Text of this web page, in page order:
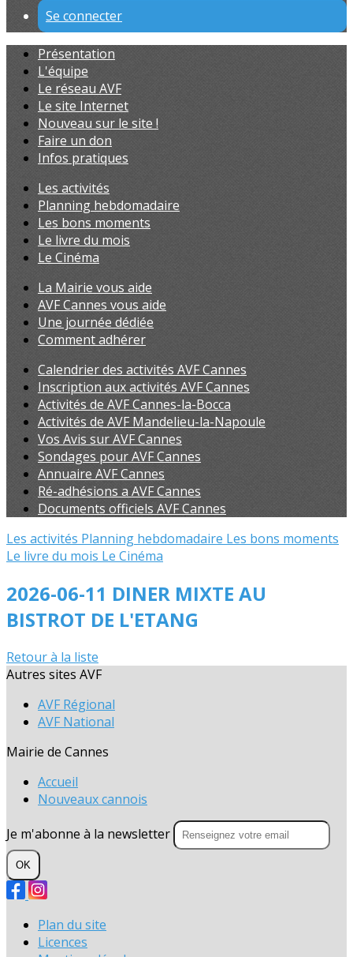
Se connecter
Présentation
L'équipe
Le réseau AVF
Le site Internet
Nouveau sur le site !
Faire un don
Infos pratiques
Les activités
Planning hebdomadaire
Les bons moments
Le livre du mois
Le Cinéma
La Mairie vous aide
AVF Cannes vous aide
Une journée dédiée
Comment adhérer
Calendrier des activités AVF Cannes
Inscription aux activités AVF Cannes
Activités de AVF Cannes-la-Bocca
Activités de AVF Mandelieu-la-Napoule
Vos Avis sur AVF Cannes
Sondages pour AVF Cannes
Annuaire AVF Cannes
Ré-adhésions a AVF Cannes
Documents officiels AVF Cannes
Les activités Planning hebdomadaire Les bons moments
Le livre du mois Le Cinéma
2026-06-11 DINER MIXTE AU
BISTROT DE L'ETANG
Retour à la liste
Autres sites AVF
AVF Régional
AVF National
Mairie de Cannes
Accueil
Nouveaux cannois
Je m'abonne à la newsletter
OK
Plan du site
Licences